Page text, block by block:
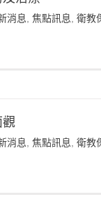
消息 焦點訊息 衛教
觀
消息 焦點訊息 衛教